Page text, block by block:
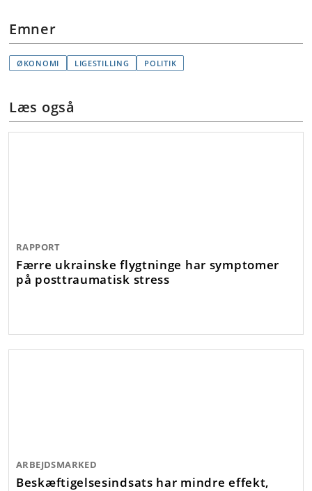
Emner
ØKONOMI LIGESTILLING POLITIK
Læs også
RAPPORT
Færre ukrainske flygtninge har symptomer
på posttraumatisk stress
ARBEJDSMARKED
Beskæftigelsesindsats har mindre effekt,